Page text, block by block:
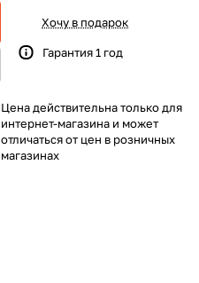
Хочу в подарок
Гарантия 1 год
Цена действительна только для
интернет-магазина и может
отличаться от цен в розничных
магазинах